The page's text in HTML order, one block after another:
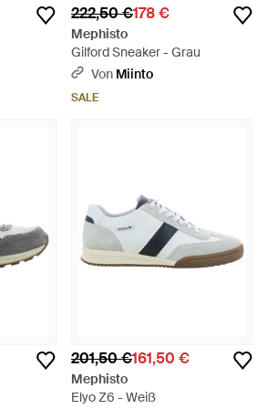
222,50 €178 €
Mephisto
Gilford Sneaker - Grau
Von Miinto
SALE
201,50 €161,50 €
Mephisto
Elyo Z6 - Weiß